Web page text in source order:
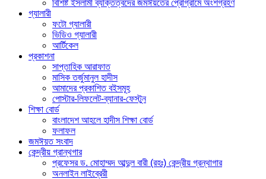
বিশিষ্ট ইসলামী ব্যক্তিত্বদের জমঈয়তের প্রোগ্রামে অংশগ্রহণ
গ্যালারী
ফটো গ্যালারী
ভিডিও গ্যালারী
আর্টিকেল
প্রকাশনা
সাপ্তাহিক আরাফাত
মাসিক তর্জুমানুল হাদীস
আমাদের প্রকাশিত বইসমূহ
পোস্টার-লিফলেট-ব্যানার-ফেস্টুন
শিক্ষা বোর্ড
বাংলাদেশ আহলে হাদীস শিক্ষা বোর্ড
ফলাফল
জমঈয়ত সংবাদ
কেন্দ্রীয় গ্রান্থগার
প্রফেসর ড. মোহাম্মদ আব্দুল বারী (রহঃ) কেন্দ্রীয় গ্রন্থাগার
অনলাইন লাইব্রেরী